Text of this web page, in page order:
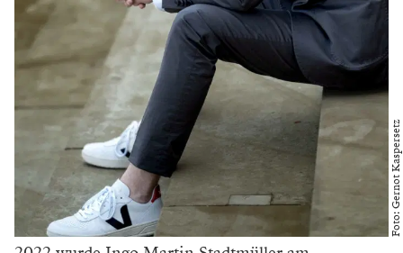
Foto: Gernot Kaspersetz